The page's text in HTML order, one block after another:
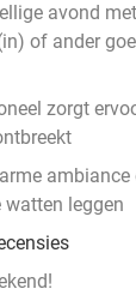
avond
of ander
zorgt
ambiance
leggen